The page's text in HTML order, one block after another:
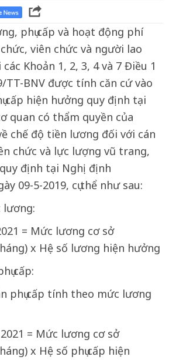
phụ cấp và hoạt động phí
viên chức và người lao
Khoản 1, 2, 3, 4 và 7 Điều 1
TT-BNV được tính căn cứ vào
cấp hiện hưởng quy định tại
quan có thẩm quyền của
chế độ tiền lương đối với cán
chức và lực lượng vũ trang,
định tại Nghị định
09-5-2019, cụ thể như sau:
lương:
= Mức lương cơ sở
x Hệ số lương hiện hưởng
cấp:
phụ cấp tính theo mức lương
= Mức lương cơ sở
x Hệ số phụ cấp hiện